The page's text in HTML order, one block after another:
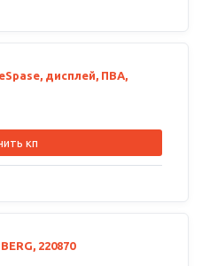
дисплей, ПВА,
кп
220870